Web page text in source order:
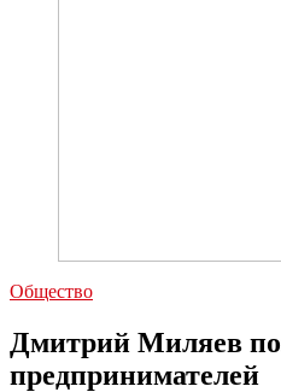
Общество
Дмитрий Миляев
предпринимателей